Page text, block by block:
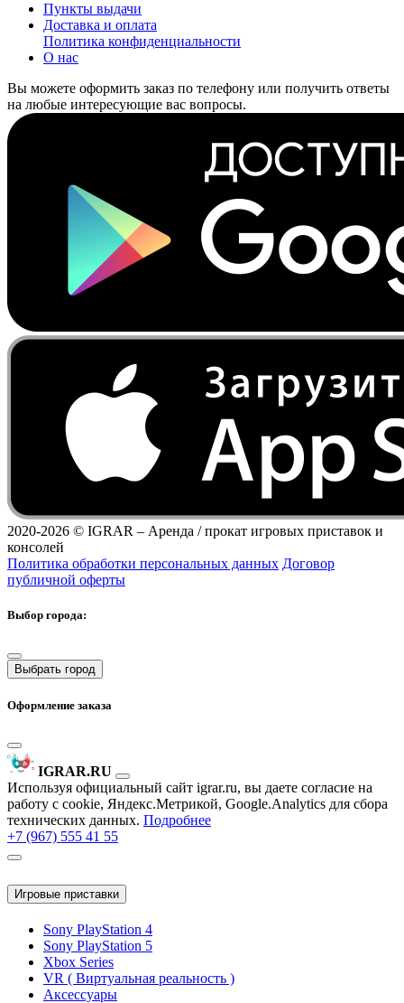
Пункты выдачи
Доставка и оплата
Политика конфиденциальности
О нас
Вы можете оформить заказ по телефону или получить ответы
на любые интересующие вас вопросы.
2020-2026 © IGRAR – Аренда / прокат игровых приставок и
консолей
Политика обработки персональных данных Договор
публичной оферты
Выбор города:
Выбрать город
Оформление заказа
IGRAR.RU
Используя официальный сайт igrar.ru, вы даете согласие на
работу с cookie, Яндекс.Метрикой, Google.Analytics для сбора
технических данных. Подробнее
+7 (967) 555 41 55
Игровые приставки
Sony PlayStation 4
Sony PlayStation 5
Xbox Series
VR ( Виртуальная реальность )
Аксессуары